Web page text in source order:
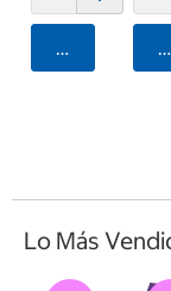
Agregar
Lo Más